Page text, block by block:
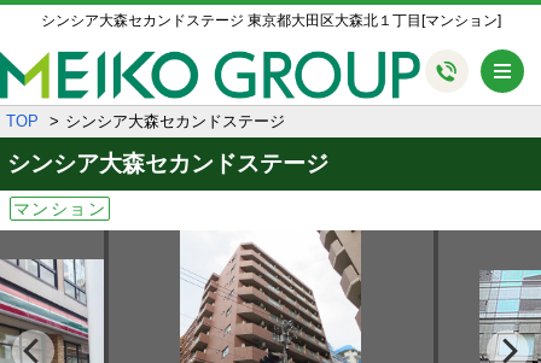
シンシア大森セカンドステージ 東京都大田区大森北１丁目[マンション]
TOP シンシア大森セカンドステージ
シンシア大森セカンドステージ
マンション